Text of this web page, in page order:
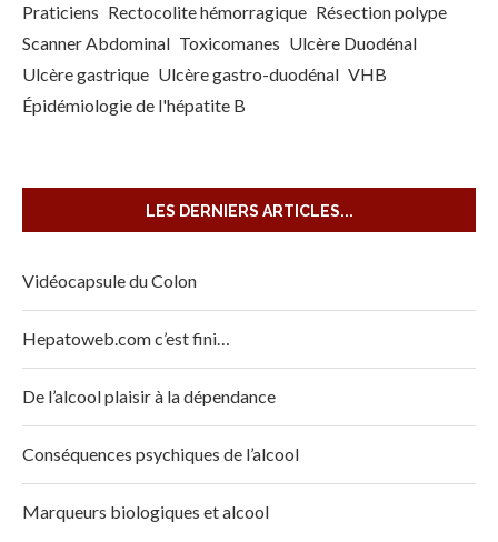
Praticiens Rectocolite hémorragique Résection polype
Scanner Abdominal Toxicomanes Ulcère Duodénal
Ulcère gastrique Ulcère gastro-duodénal VHB
Épidémiologie de l'hépatite B
LES DERNIERS ARTICLES...
Vidéocapsule du Colon
Hepatoweb.com c’est fini…
De l’alcool plaisir à la dépendance
Conséquences psychiques de l’alcool
Marqueurs biologiques et alcool